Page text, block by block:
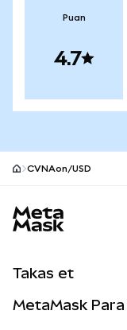
Puan
4.7
CVNAon/USD
Takas et
MetaMask Para